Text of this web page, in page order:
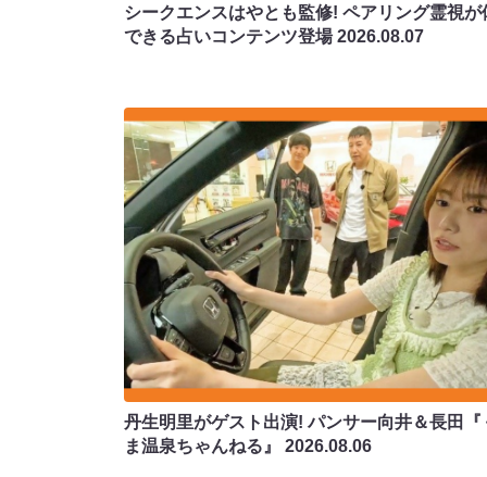
シークエンスはやとも監修! ペアリング霊視が
できる占いコンテンツ登場2026.08.07
丹生明里がゲスト出演! パンサー向井＆長田『
ま温泉ちゃんねる』 2026.08.06